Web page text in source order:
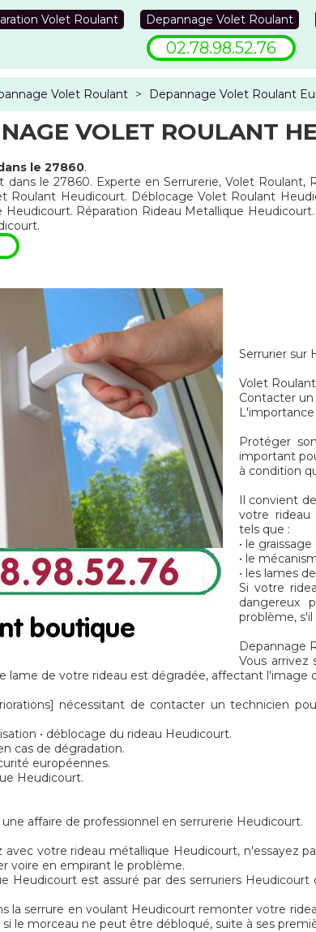
Volet Roulant Depannage Volet Roulant
02.78.98.52.76
Volet Roulant > Depannage Volet Roulant
VOLET ROULANT
le 27860.
le 27860. Experte en Serrurerie, Volet Roulant,
Roulant Heudicourt. Déblocage Volet Roulant
Réparation Rideau Metallique
Serrurier sur
Volet
Contacter
Protéger
important
à condition
Il convient
votre rideau
tels que :
• le
• le
• les lames
Si votre
dangereux
problème,
Depannage
Vous arrivez
lame de votre rideau est dégradée, affectant
nécessitant de contacter un technicien
• déblocage du rideau Heudicourt.
cas de dégradation.
européennes.
Heudicourt.
affaire de professionnel en serrurerie Heudicourt.
votre rideau métallique Heudicourt, n'essayez
voire en empirant le problème.
Heudicourt est assuré par des serruriers
la serrure en voulant Heudicourt remonter votre
le morceau ne peut être débloqué, suite à ses